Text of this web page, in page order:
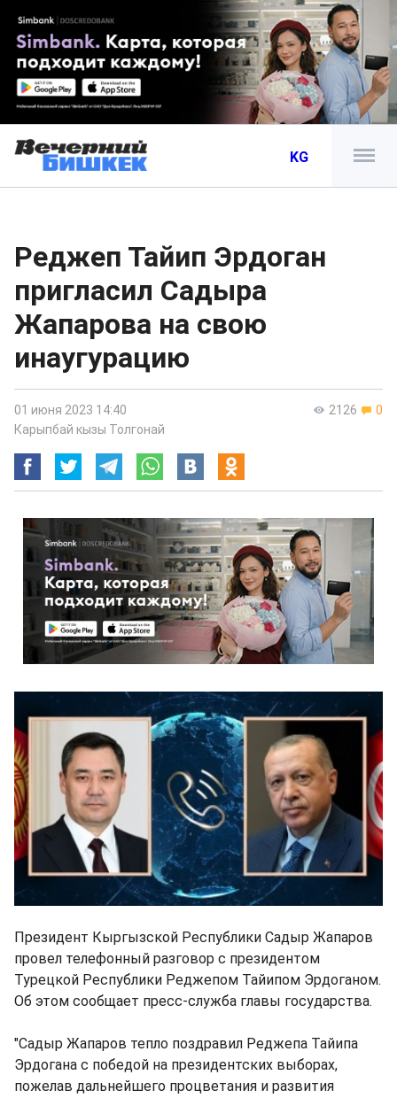
KG
Реджеп Тайип Эрдоган
пригласил Садыра
Жапарова на свою
инаугурацию
2126 0
01 июня 2023 14:40
Карыпбай кызы Толгонай
Президент Кыргызской Республики Садыр Жапаров
провел телефонный разговор с президентом
Турецкой Республики Реджепом Тайипом Эрдоганом.
Об этом сообщает пресс-служба главы государства.
"Садыр Жапаров тепло поздравил Реджепа Тайипа
Эрдогана с победой на президентских выборах,
пожелав дальнейшего процветания и развития